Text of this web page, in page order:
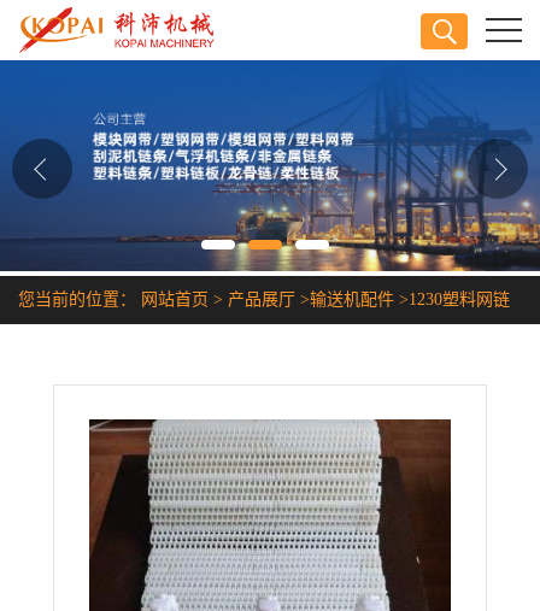
公司介绍
公司动态
证书荣誉
您当前的位置： 网站首页 > 产品展厅 >输送机配件 >1230塑料网链